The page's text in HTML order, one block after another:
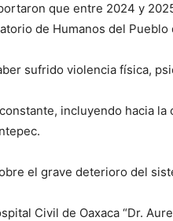
que entre 2024 y
de Humanos del Pueblo
sufrido violencia física,
incluyendo hacia la
el grave deterioro del
Civil de Oaxaca “Dr.